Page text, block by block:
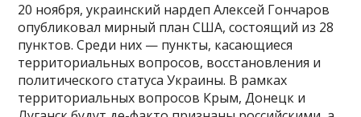
20 ноября, украинский нардеп Алексей Гончаров
опубликовал мирный план США, состоящий из 28
пунктов. Среди них — пункты, касающиеся
территориальных вопросов, восстановления и
политического статуса Украины. В рамках
территориальных вопросов Крым, Донецк и